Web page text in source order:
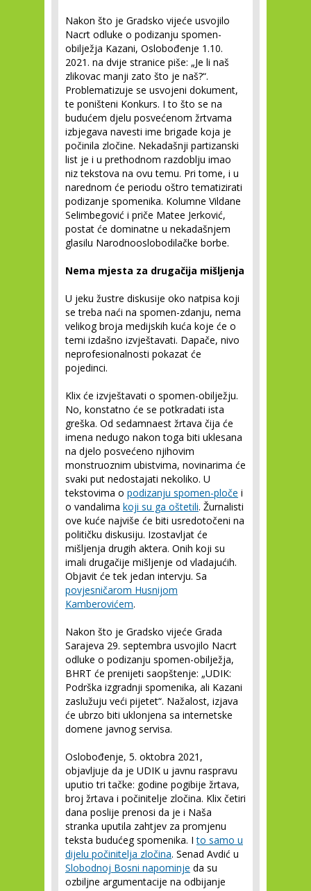
Nakon što je Gradsko vijeće usvojilo
Nacrt odluke o podizanju spomen-
obilježja Kazani, Oslobođenje 1.10.
2021. na dvije stranice piše: „Je li naš
zlikovac manji zato što je naš?“.
Problematizuje se usvojeni dokument,
te poništeni Konkurs. I to što se na
budućem djelu posvećenom žrtvama
izbjegava navesti ime brigade koja je
počinila zločine. Nekadašnji partizanski
list je i u prethodnom razdoblju imao
niz tekstova na ovu temu. Pri tome, i u
narednom će periodu oštro tematizirati
podizanje spomenika. Kolumne Vildane
Selimbegović i priče Matee Jerković,
postat će dominatne u nekadašnjem
glasilu Narodnooslobodilačke borbe.
Nema mjesta za drugačija mišljenja
U jeku žustre diskusije oko natpisa koji
se treba naći na spomen-zdanju, nema
velikog broja medijskih kuća koje će o
temi izdašno izvještavati. Dapače, nivo
neprofesionalnosti pokazat će
pojedinci.
Klix će izvještavati o spomen-obilježju.
No, konstatno će se potkradati ista
greška. Od sedamnaest žrtava čija će
imena nedugo nakon toga biti uklesana
na djelo posvećeno njihovim
monstruoznim ubistvima, novinarima će
svaki put nedostajati nekoliko. U
tekstovima o podizanju spomen-ploče i
o vandalima koji su ga oštetili. Žurnalisti
ove kuće najviše će biti usredotočeni na
političku diskusiju. Izostavljat će
mišljenja drugih aktera. Onih koji su
imali drugačije mišljenje od vladajućih.
Objavit će tek jedan intervju. Sa
povjesničarom Husnijom
Kamberovićem.
Nakon što je Gradsko vijeće Grada
Sarajeva 29. septembra usvojilo Nacrt
odluke o podizanju spomen-obilježja,
BHRT će prenijeti saopštenje: „UDIK:
Podrška izgradnji spomenika, ali Kazani
zaslužuju veći pijetet“. Nažalost, izjava
će ubrzo biti uklonjena sa internetske
domene javnog servisa.
Oslobođenje, 5. oktobra 2021,
objavljuje da je UDIK u javnu raspravu
uputio tri tačke: godine pogibije žrtava,
broj žrtava i počinitelje zločina. Klix četiri
dana poslije prenosi da je i Naša
stranka uputila zahtjev za promjenu
teksta budućeg spomenika. Ito samo u
dijelu počinitelja zločina. Senad Avdić u
Slobodnoj Bosni napominje da su
ozbiljne argumentacije na odbijanje